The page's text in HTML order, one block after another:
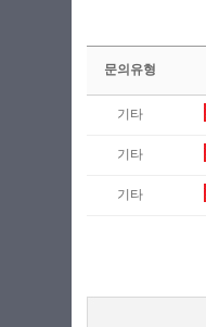
문의유형
기타
기타
기타